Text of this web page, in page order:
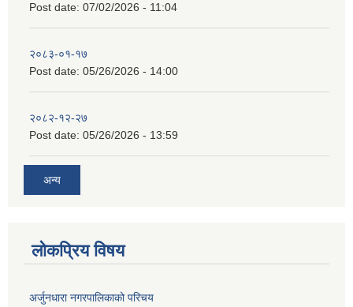
Post date: 07/02/2026 - 11:04
२०८३-०१-१७
Post date: 05/26/2026 - 14:00
२०८२-१२-२७
Post date: 05/26/2026 - 13:59
अन्य
लोकप्रिय विषय
अर्जुनधारा नगरपालिकाको परिचय